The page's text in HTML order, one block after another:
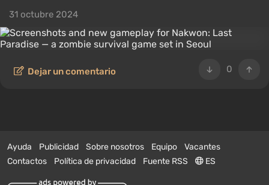
31 octubre 2024
0
Dejar un comentario
Ayuda Publicidad Sobre nosotros Equipo
Vacantes
Contactos
Política de privacidad Fuente RSS ES